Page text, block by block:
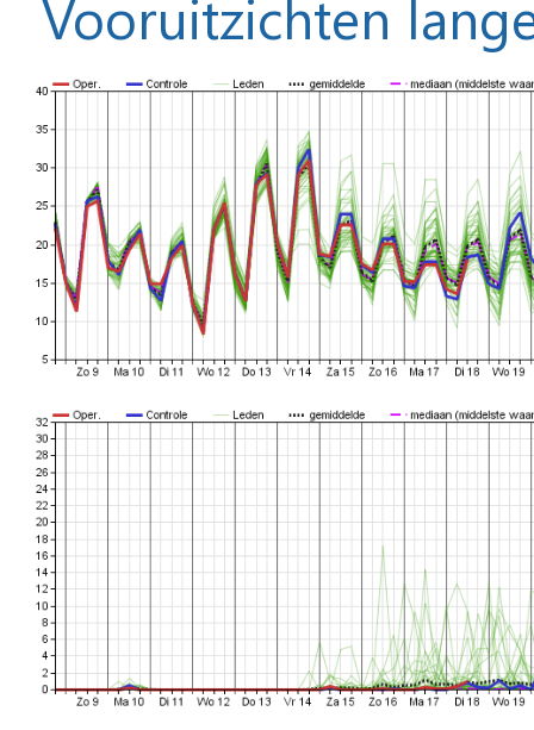
Vooruitzichten